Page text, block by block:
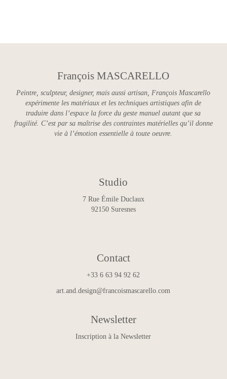
François MASCARELLO
Peintre, sculpteur, designer, mais aussi artisan, François Mascarello
expérimente les matériaux et les techniques artistiques afin de
traduire dans l’espace la force du geste manuel autant que sa
fragilité. C’est par sa maîtrise des contraintes matérielles qu’il donne
vie à l’émotion essentielle à toute oeuvre.
Studio
7 Rue Émile Duclaux
92150 Suresnes
Contact
+33 6 63 94 92 62
art.and.design@francoismascarello.com
Newsletter
Inscription à la Newsletter